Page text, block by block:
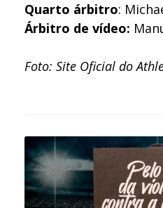
Quarto árbitro:
Árbitro de vídeo:
Foto: Site Oficial do